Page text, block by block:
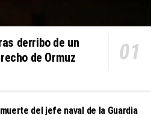
derribo de un
de Ormuz
del jefe naval de la Guardia